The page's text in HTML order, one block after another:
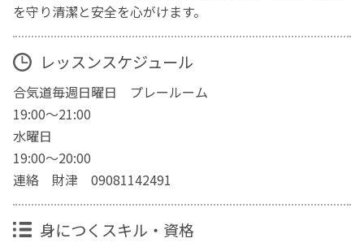
を守り清潔と安全を心がけます。
レッスンスケジュール
合気道毎週日曜日 プレールーム
19:00〜21:00
水曜日
19:00〜20:00
連絡 財津 09081142491
身につくスキル・資格